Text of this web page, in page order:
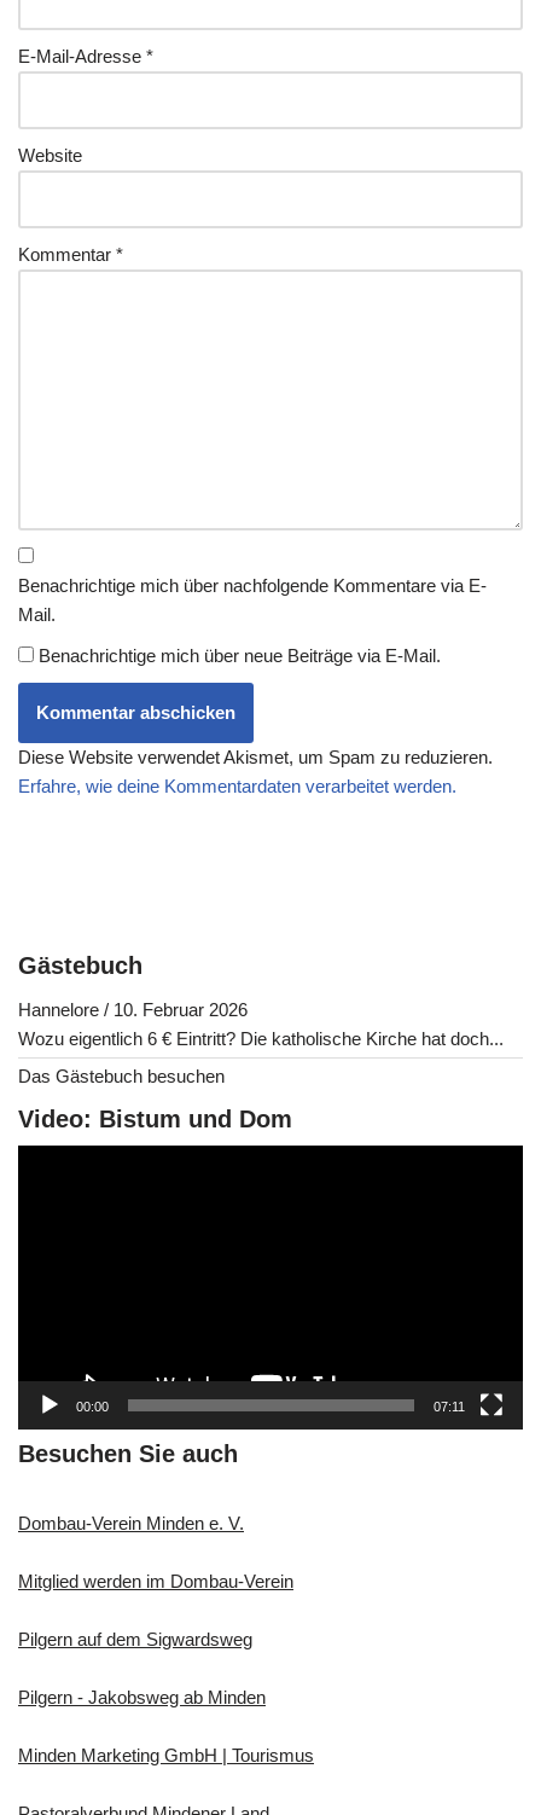
E-Mail-Adresse *
Website
Kommentar *
Benachrichtige mich über nachfolgende Kommentare via E-
Mail.
Benachrichtige mich über neue Beiträge via E-Mail.
Diese Website verwendet Akismet, um Spam zu reduzieren.
Erfahre, wie deine Kommentardaten verarbeitet werden.
Gästebuch
Hannelore / 10. Februar 2026
Wozu eigentlich 6 € Eintritt? Die katholische Kirche hat doch...
Das Gästebuch besuchen
Video: Bistum und Dom
e
00:00 07:11
Besuchen Sie auch
Dombau-Verein Minden e. V.
Mitglied werden im Dombau-Verein
Pilgern auf dem Sigwardsweg
Pilgern - Jakobsweg ab Minden
Minden Marketing GmbH | Tourismus